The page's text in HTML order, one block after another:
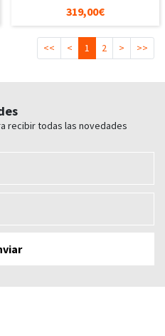
319,00€
<< < 1 2 > >>
recibir todas las novedades